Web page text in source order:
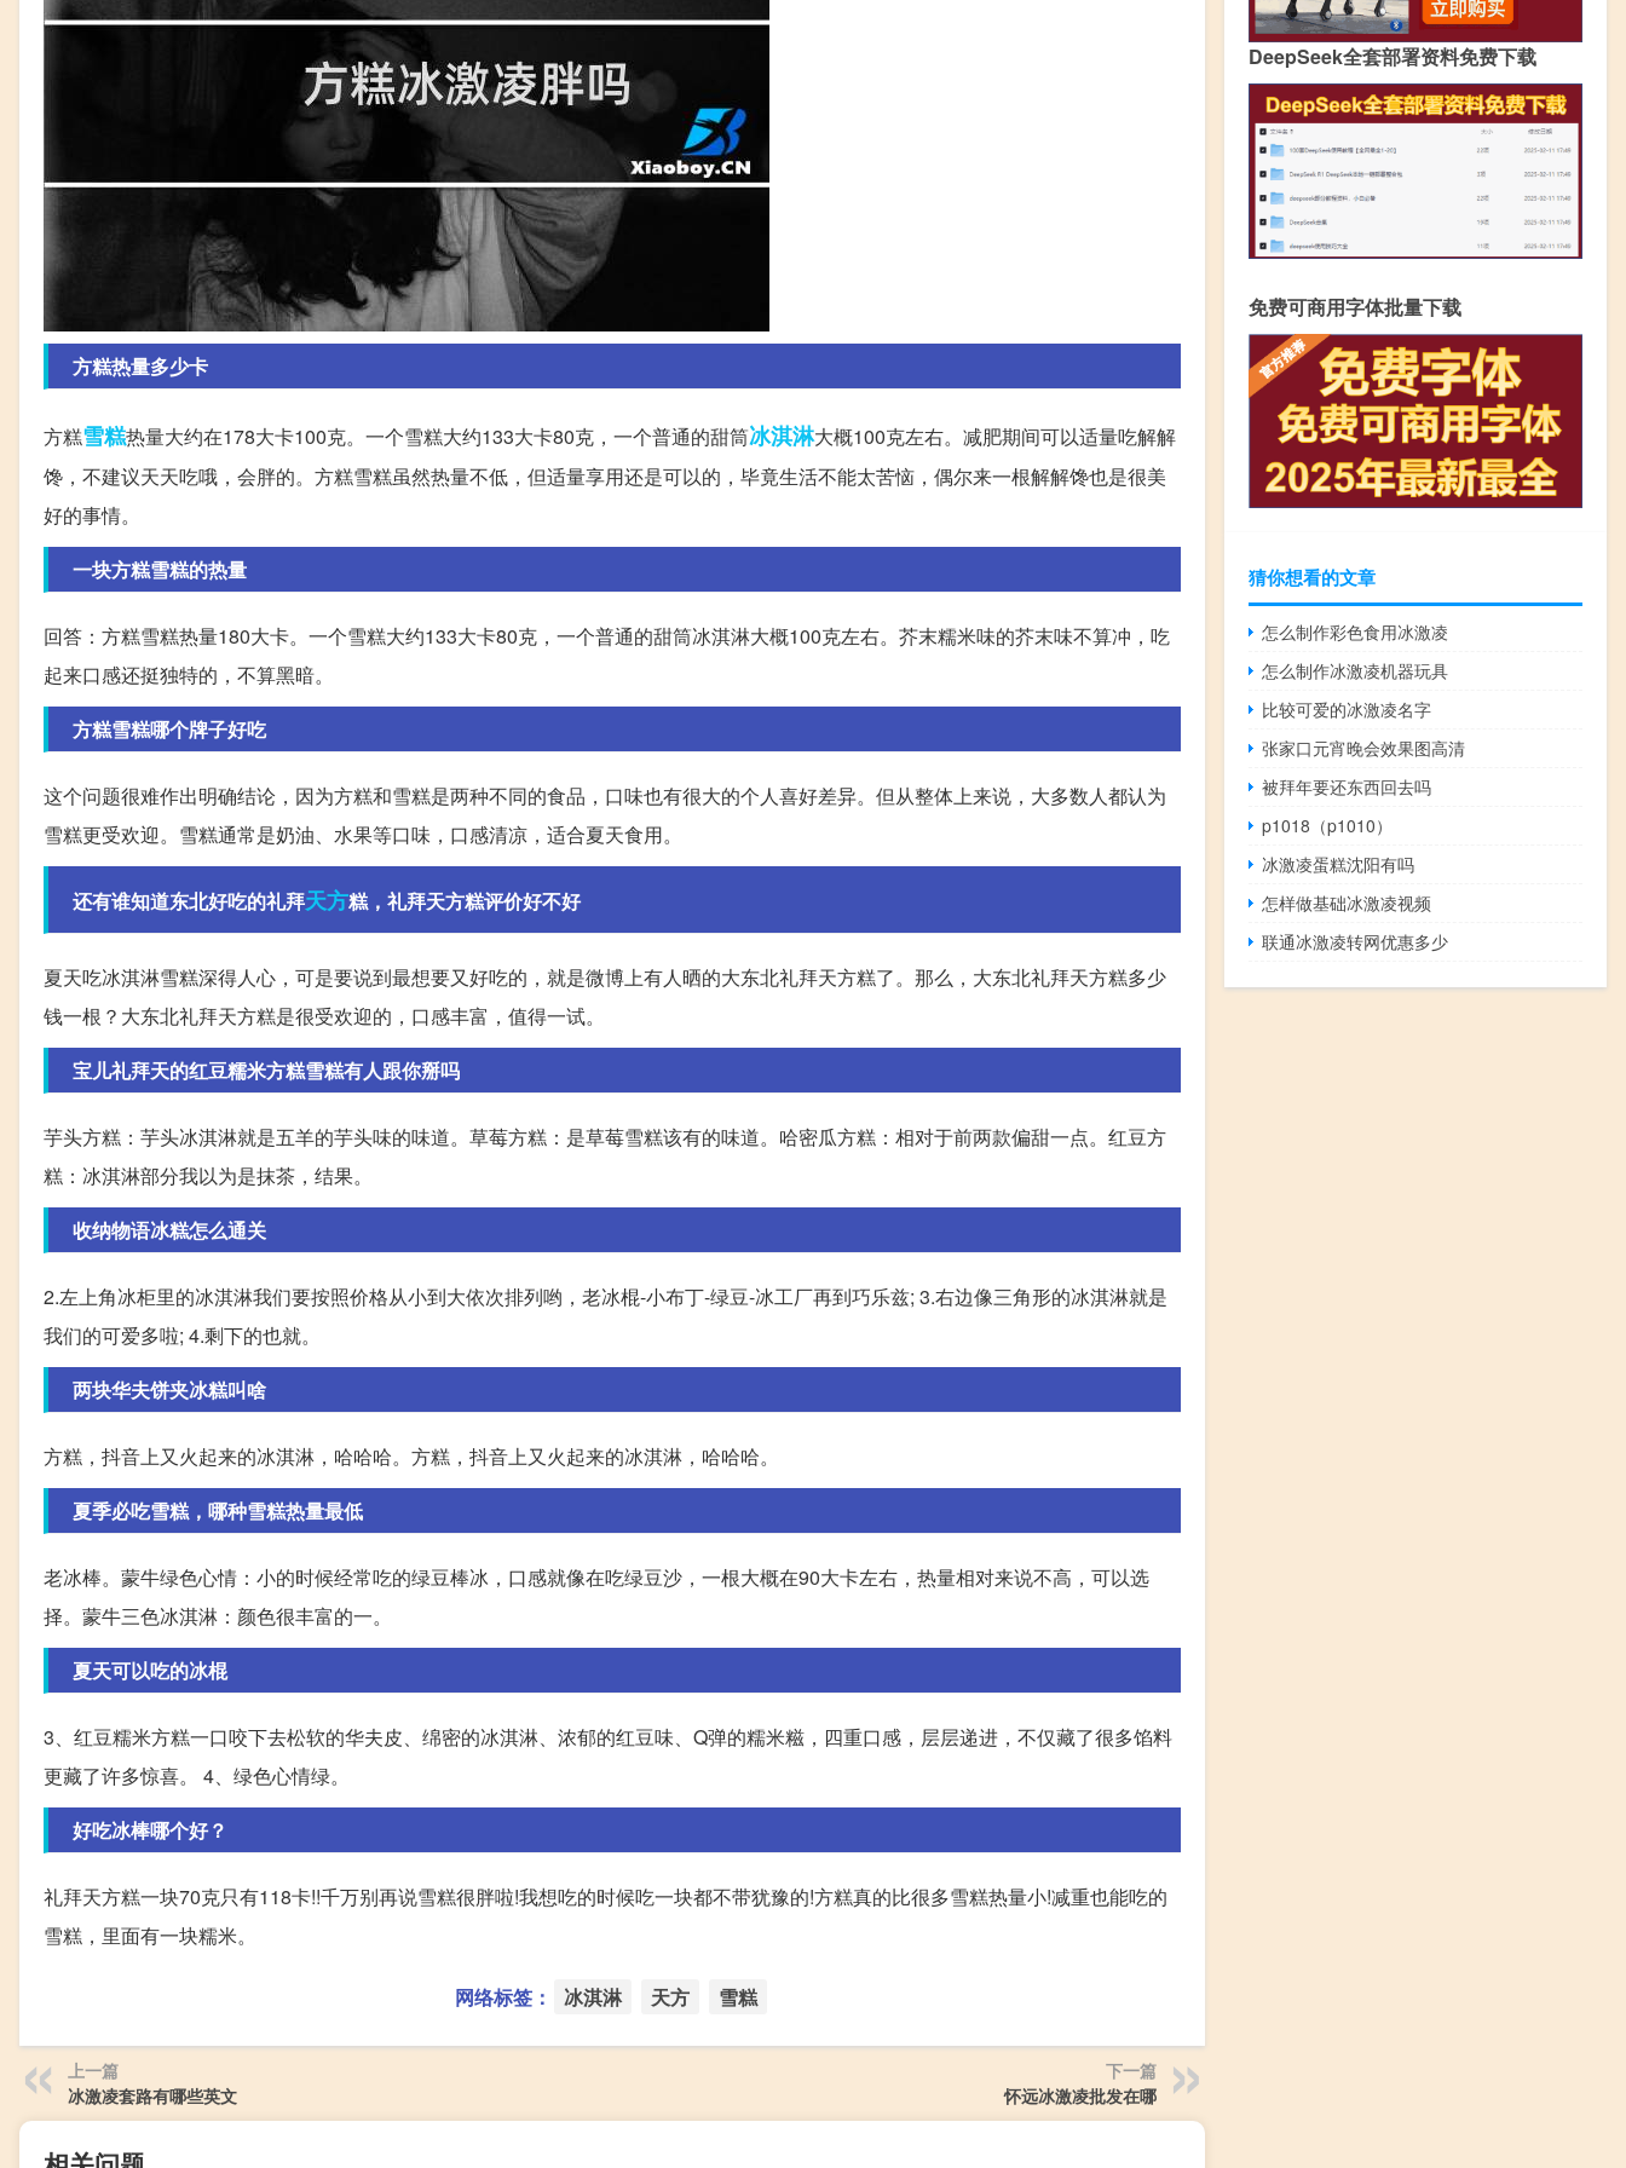
方糕热量多少卡
方糕雪糕热量大约在178大卡100克。一个雪糕大约133大卡80克，一个普通的甜筒冰淇淋大概100克左右。减肥期间可以适量吃解解
馋，不建议天天吃哦，会胖的。方糕雪糕虽然热量不低，但适量享用还是可以的，毕竟生活不能太苦恼，偶尔来一根解解馋也是很美
好的事情。
一块方糕雪糕的热量
回答：方糕雪糕热量180大卡。一个雪糕大约133大卡80克，一个普通的甜筒冰淇淋大概100克左右。芥末糯米味的芥末味不算冲，吃
起来口感还挺独特的，不算黑暗。
方糕雪糕哪个牌子好吃
这个问题很难作出明确结论，因为方糕和雪糕是两种不同的食品，口味也有很大的个人喜好差异。但从整体上来说，大多数人都认为
雪糕更受欢迎。雪糕通常是奶油、水果等口味，口感清凉，适合夏天食用。
还有谁知道东北好吃的礼拜天方糕，礼拜天方糕评价好不好
夏天吃冰淇淋雪糕深得人心，可是要说到最想要又好吃的，就是微博上有人晒的大东北礼拜天方糕了。那么，大东北礼拜天方糕多少
钱一根？大东北礼拜天方糕是很受欢迎的，口感丰富，值得一试。
宝儿礼拜天的红豆糯米方糕雪糕有人跟你掰吗
芋头方糕：芋头冰淇淋就是五羊的芋头味的味道。草莓方糕：是草莓雪糕该有的味道。哈密瓜方糕：相对于前两款偏甜一点。红豆方
糕：冰淇淋部分我以为是抹茶，结果。
收纳物语冰糕怎么通关
2.左上角冰柜里的冰淇淋我们要按照价格从小到大依次排列哟，老冰棍-小布丁-绿豆-冰工厂再到巧乐兹; 3.右边像三角形的冰淇淋就是
我们的可爱多啦; 4.剩下的也就。
两块华夫饼夹冰糕叫啥
方糕，抖音上又火起来的冰淇淋，哈哈哈。方糕，抖音上又火起来的冰淇淋，哈哈哈。
夏季必吃雪糕，哪种雪糕热量最低
老冰棒。蒙牛绿色心情：小的时候经常吃的绿豆棒冰，口感就像在吃绿豆沙，一根大概在90大卡左右，热量相对来说不高，可以选
择。蒙牛三色冰淇淋：颜色很丰富的一。
夏天可以吃的冰棍
3、红豆糯米方糕一口咬下去松软的华夫皮、绵密的冰淇淋、浓郁的红豆味、Q弹的糯米糍，四重口感，层层递进，不仅藏了很多馅料
更藏了许多惊喜。 4、绿色心情绿。
好吃冰棒哪个好？
礼拜天方糕一块70克只有118卡!!千万别再说雪糕很胖啦!我想吃的时候吃一块都不带犹豫的!方糕真的比很多雪糕热量小!减重也能吃的
雪糕，里面有一块糯米。
网络标签： 冰淇淋 天方 雪糕
上一篇
冰激凌套路有哪些英文
下一篇
怀远冰激凌批发在哪
DeepSeek全套部署资料免费下载
免费可商用字体批量下载
猜你想看的文章
怎么制作彩色食用冰激凌
怎么制作冰激凌机器玩具
比较可爱的冰激凌名字
张家口元宵晚会效果图高清
被拜年要还东西回去吗
p1018（p1010）
冰激凌蛋糕沈阳有吗
怎样做基础冰激凌视频
联通冰激凌转网优惠多少